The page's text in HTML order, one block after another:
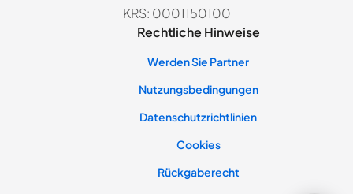
KRS: 0001150100
Rechtliche Hinweise
Werden Sie Partner
Nutzungsbedingungen
Datenschutzrichtlinien
Cookies
Rückgaberecht